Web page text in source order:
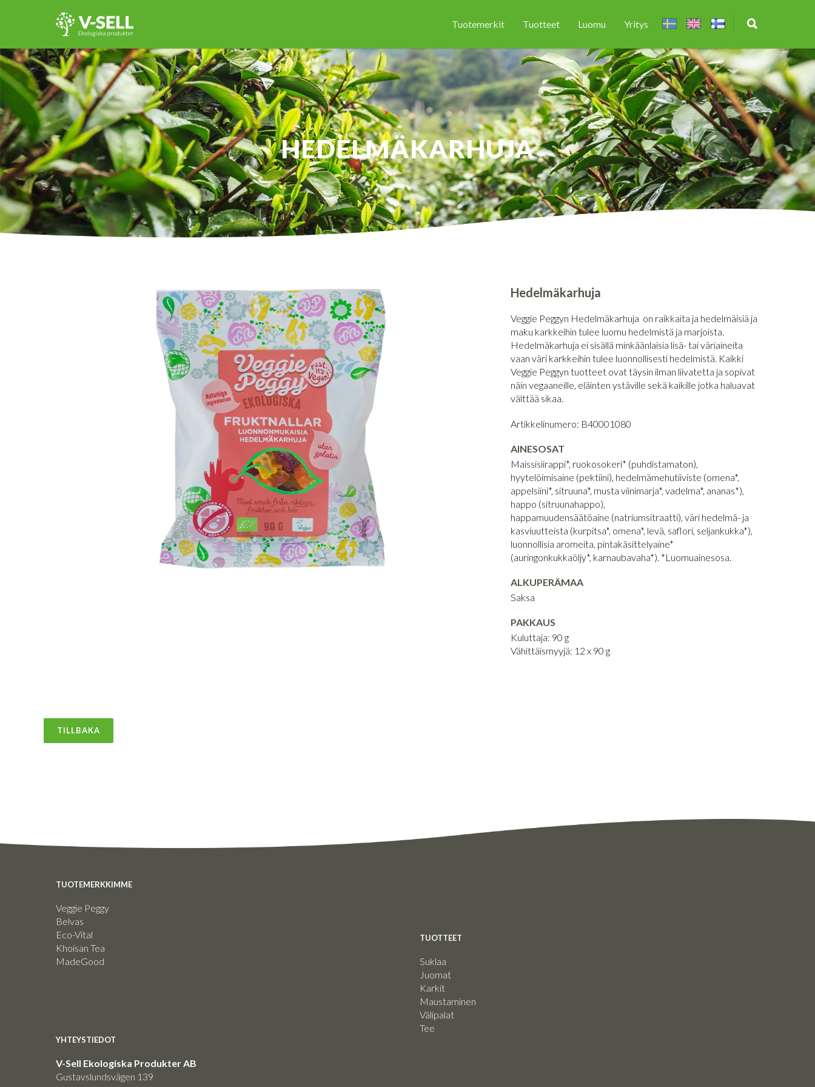
Tuotemerkit Tuotteet Luomu Yritys
HEDELMÄKARHUJA
Hedelmäkarhuja
Veggie Peggyn Hedelmäkarhuja on raikkaita ja hedelmäisiä ja
maku karkkeihin tulee luomu hedelmistä ja marjoista.
Hedelmäkarhuja ei sisällä minkäänlaisia lisä- tai väriaineita
vaan väri karkkeihin tulee luonnollisesti hedelmistä. Kaikki
Veggie Peggyn tuotteet ovat täysin ilman liivatetta ja sopivat
näin vegaaneille, eläinten ystäville sekä kaikille jotka haluavat
välttää sikaa.
Artikkelinumero: B40001080
AINESOSAT
Maissisiirappi*, ruokosokeri* (puhdistamaton),
hyytelöimisaine (pektiini), hedelmämehutiiviste (omena*,
appelsiini*, sitruuna*, musta viinimarja*, vadelma*, ananas*),
happo (sitruunahappo),
happamuudensäätöaine (natriumsitraatti), väri hedelmä- ja
kasviuutteista (kurpitsa*, omena*, levä, saflori, seljankukka*),
luonnollisia aromeita, pintakäsittelyaine*
(auringonkukkaöljy*, karnaubavaha*). *Luomuainesosa.
ALKUPERÄMAA
Saksa
PAKKAUS
Kuluttaja: 90 g
Vähittäismyyjä: 12 x 90 g
TILLBAKA
TUOTEMERKKIMME
Veggie Peggy
Belvas
Eco-Vital
Khoisan Tea
MadeGood
TUOTTEET
Suklaa
Juomat
Karkit
Maustaminen
Välipalat
Tee
YHTEYSTIEDOT
V-Sell Ekologiska Produkter AB
Gustavslundsvägen 139